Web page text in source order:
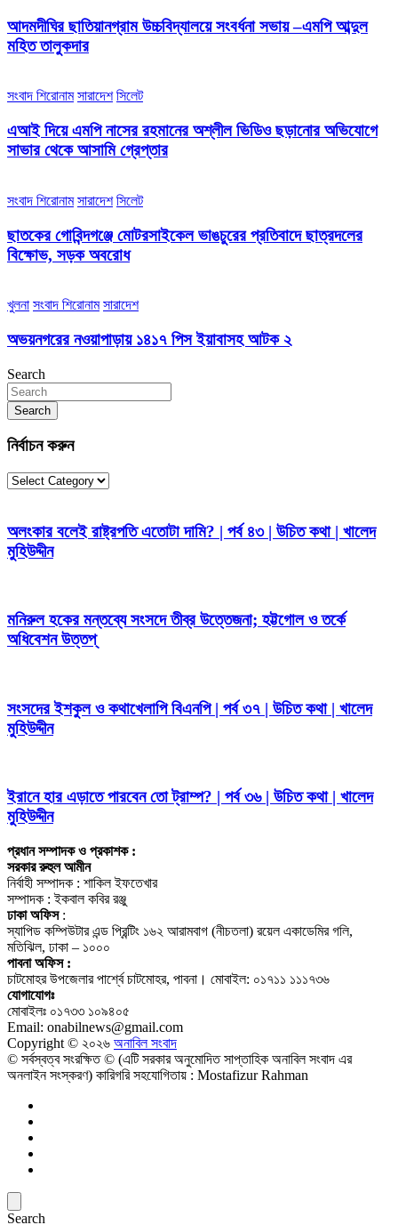
আদমদীঘির ছাতিয়ানগ্রাম উচ্চবিদ্যালয়ে সংবর্ধনা সভায় –এমপি আব্দুল
মহিত তালুকদার
সংবাদ শিরোনাম সারাদেশ সিলেট
এআই দিয়ে এমপি নাসের রহমানের অশ্লীল ভিডিও ছড়ানোর অভিযোগে
সাভার থেকে আসামি গ্রেপ্তার
সংবাদ শিরোনাম সারাদেশ সিলেট
ছাতকের গোবিন্দগঞ্জে মোটরসাইকেল ভাঙচুরের প্রতিবাদে ছাত্রদলের
বিক্ষোভ, সড়ক অবরোধ
খুলনা সংবাদ শিরোনাম সারাদেশ
অভয়নগরের নওয়াপাড়ায় ১৪১৭ পিস ইয়াবাসহ আটক ২
Search
Search
নির্বাচন করুন
নির্বাচন
অলংকার বলেই রাষ্ট্রপতি এতোটা দামি? | পর্ব ৪৩ | উচিত কথা | খালেদ
মুহিউদ্দীন
মনিরুল হকের মন্তব্যে সংসদে তীব্র উত্তেজনা; হট্টগোল ও তর্কে
অধিবেশন উত্তপ্
সংসদের ইশকুল ও কথাখেলাপি বিএনপি | পর্ব ৩৭ | উচিত কথা | খালেদ
মুহিউদ্দীন
ইরানে হার এড়াতে পারবেন তো ট্রাম্প? | পর্ব ৩৬ | উচিত কথা | খালেদ
মুহিউদ্দীন
প্রধান সম্পাদক ও প্রকাশক :
সরকার রুহুল আমীন
নির্বাহী সম্পাদক : শাকিল ইফতেখার
সম্পাদক : ইকবাল কবির রঞ্জু
ঢাকা অফিস :
স্যাপিড কম্পিউটার এন্ড প্রিন্টিং ১৬২ আরামবাগ (নীচতলা) রয়েল একাডেমির গলি,
মতিঝিল, ঢাকা – ১০০০
পাবনা অফিস :
চাটমোহর উপজেলার পার্শ্বে চাটমোহর, পাবনা। মোবাইল: ০১৭১১ ১১১৭৩৬
যোগাযোগঃ
মোবাইলঃ ০১৭৩৩ ১০৯৪০৫
Email: onabilnews@gmail.com
Copyright © ২০২৬ অনাবিল সংবাদ
© সর্বস্বত্ব সংরক্ষিত © (এটি সরকার অনুমোদিত সাপ্তাহিক অনাবিল সংবাদ এর
অনলাইন সংস্করণ) কারিগরি সহযোগিতায় : Mostafizur Rahman
Search